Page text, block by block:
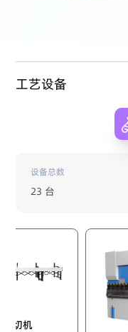
工艺设备
设备总数
23 台